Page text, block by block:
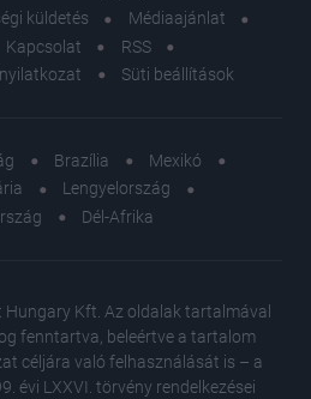
küldetés
Médiaajánlat
Kapcsolat
RSS
Süti beállítások
Brazília
Mexikó
Lengyelország
Dél-Afrika
Kft. Az oldalak tartalmával
fenntartva, beleértve a tartalom
céljára való felhasználását is – a
évi LXXVI. törvény rendelkezései